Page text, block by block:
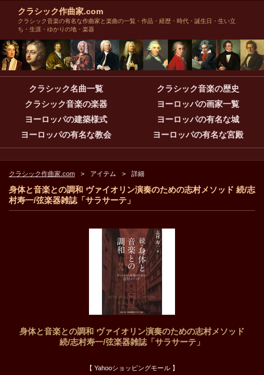
クラシック作曲家.com
クラシック音楽の有名な作曲家と楽曲の一覧・作品・経歴・時代・誕生日・生い立
ち・生涯・ゆかりの地・楽器
クラシック名曲一覧
クラシック音楽の歴史
クラシック音楽の楽器
ヨーロッパの画家一覧
ヨーロッパの建築様式
ヨーロッパの有名な城
ヨーロッパの有名な教会
ヨーロッパの有名な宮殿
クラシック作曲家.com アイテム 詳細
身体と音楽との調和 ヴァイオリン演奏のための志村メソッド 続/志
村寿一/弦楽器雑誌「サラサーテ」
身体と音楽との調和 ヴァイオリン演奏のための志村メソッド
続/志村寿一/弦楽器雑誌「サラサーテ」
【 Yahooショッピングモール 】